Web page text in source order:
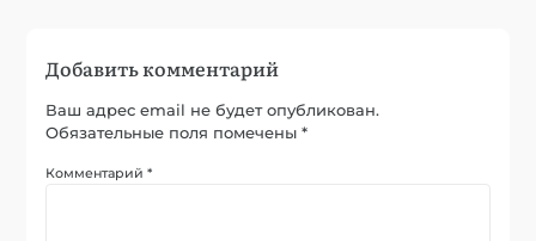
Добавить комментарий
Ваш адрес email не будет опубликован.
Обязательные поля помечены*
Комментарий*